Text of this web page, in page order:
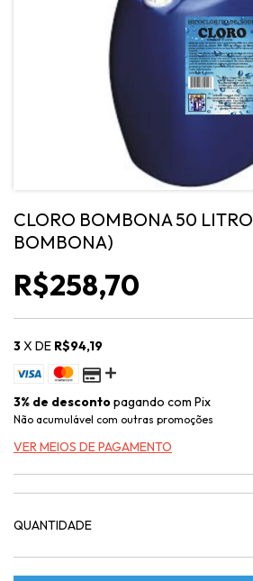
CLORO BOMBONA 50
BOMBONA)
R$258,70
3X DE R$94,19
3% de descontopagando com Pix
Não acumulável com outras promoções
VER MEIOS DE PAGAMENTO
QUANTIDADE